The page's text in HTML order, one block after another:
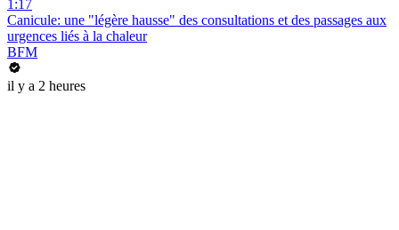
1:17
Canicule: une "légère hausse" des consultations et des passages aux
urgences liés à la chaleur
BFM
il y a 2 heures